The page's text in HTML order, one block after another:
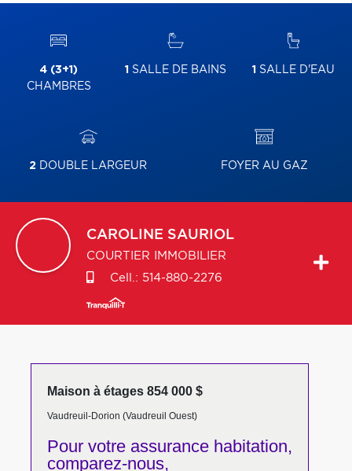
4 (3+1)
CHAMBRES
1 SALLE DE BAINS 1 SALLE D'EAU
2 DOUBLE LARGEUR FOYER AU GAZ
CAROLINE SAURIOL
COURTIER IMMOBILIER
Cell.: 514-880-2276
Maison à étages 854 000 $
Vaudreuil-Dorion (Vaudreuil Ouest)
Pour votreassurance habitation,
comparez-nous,